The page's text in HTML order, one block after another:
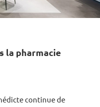
la pharmacie
continue de